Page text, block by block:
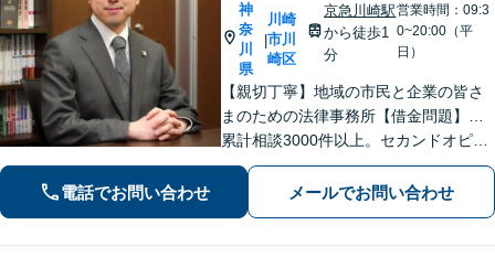
神
奈
川
県
|
川崎
市川
崎区
京急川崎駅
から徒歩1
分
営業時間：09:3
0~20:00（平
日）
【親切丁寧】地域の市民と企業の皆さ
まのための法律事務所【借金問題】…
累計相談3000件以上。セカンドオピニ
オンもお任せ！【交通事故】…示談金
額の無料診断サービスあり！ご相談は
何度でも無料です。【夜間・土日面
電話でお問い合わせ メールでお問い合わせ